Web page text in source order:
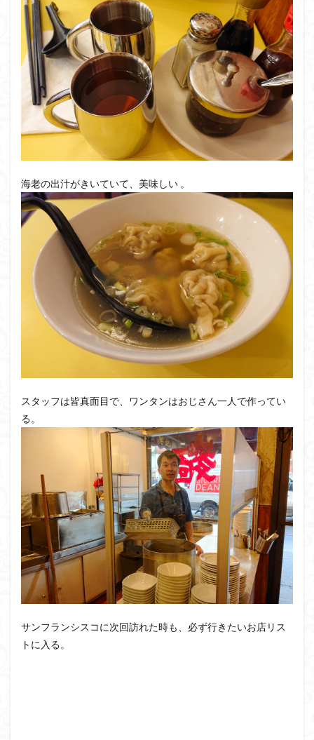
海老の出汁がきいていて、美味しい 。
スタッフは皆真面目で、ワンタンはおじさん一人で作ってい
る。
サンフランシスコに次回訪れた時も、必ず行きたいお店リス
トに入る。